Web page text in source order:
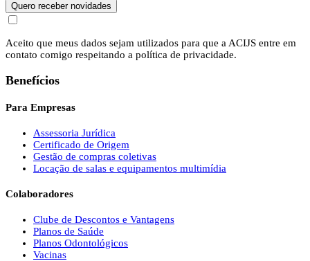
Quero receber novidades
Aceito que meus dados sejam utilizados para que a ACIJS entre em
contato comigo respeitando a política de privacidade.
Benefícios
Para Empresas
Assessoria Jurídica
Certificado de Origem
Gestão de compras coletivas
Locação de salas e equipamentos multimídia
Colaboradores
Clube de Descontos e Vantagens
Planos de Saúde
Planos Odontológicos
Vacinas